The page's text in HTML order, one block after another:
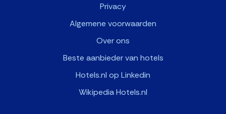
Privacy
Algemene voorwaarden
Over ons
Beste aanbieder van hotels
Hotels.nl op Linkedin
Wikipedia Hotels.nl